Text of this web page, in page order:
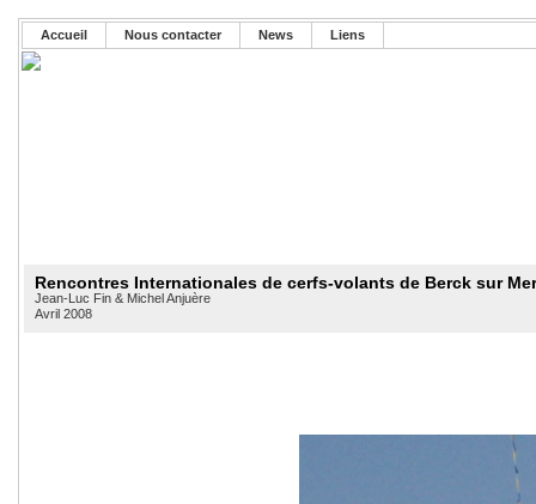
Accueil Nous contacter News Liens
Rencontres Internationales de cerfs-volants de Berck sur
Jean-Luc Fin & Michel Anjuère
Avril 2008